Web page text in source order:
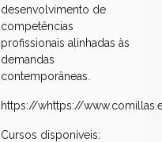
desenvolvimento de
competências
profissionais alinhadas às
demandas
contemporâneas.
https://whttps://
Cursos disponíveis: